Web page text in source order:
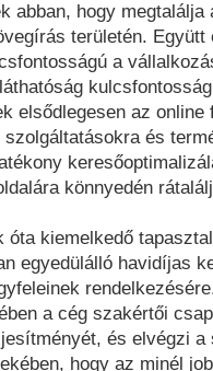
abban, hogy megtalálja
területén.
a
elsődlegesen az
és
könnyedén
óta kiemelkedő
egyedülálló havidíjas
a cég szakértői
és elvégzi
hogy az minél